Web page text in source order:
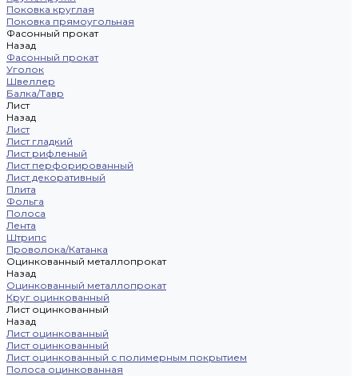
Поковка круглая
Поковка прямоугольная
Фасонный прокат
Назад
Фасонный прокат
Уголок
Швеллер
Балка/Тавр
Лист
Назад
Лист
Лист гладкий
Лист рифленый
Лист перфорированный
Лист декоративный
Плита
Фольга
Полоса
Лента
Штрипс
Проволока/Катанка
Оцинкованный металлопрокат
Назад
Оцинкованный металлопрокат
Круг оцинкованный
Лист оцинкованный
Назад
Лист оцинкованный
Лист оцинкованный
Лист оцинкованный с полимерным покрытием
Полоса оцинкованная